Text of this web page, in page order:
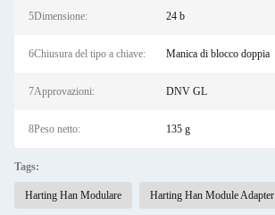
5Dimensione: 24 b
6Chiusura del tipo a chiave: Manica di blocco doppia
7Approvazioni: DNV GL
8Peso netto: 135 g
Tags:
Harting Han Modulare Harting Han Module Adapter